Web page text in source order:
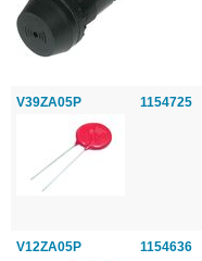
V39ZA05P 1154725
V12ZA05P 1154636